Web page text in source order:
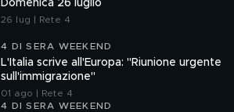
Domenica 26 luglio
26 lug | Rete 4
4 DI SERA WEEKEND
L'Italia scrive all'Europa: "Riunione urgente
sull'immigrazione"
01 ago | Rete 4
4 DI SERA WEEKEND